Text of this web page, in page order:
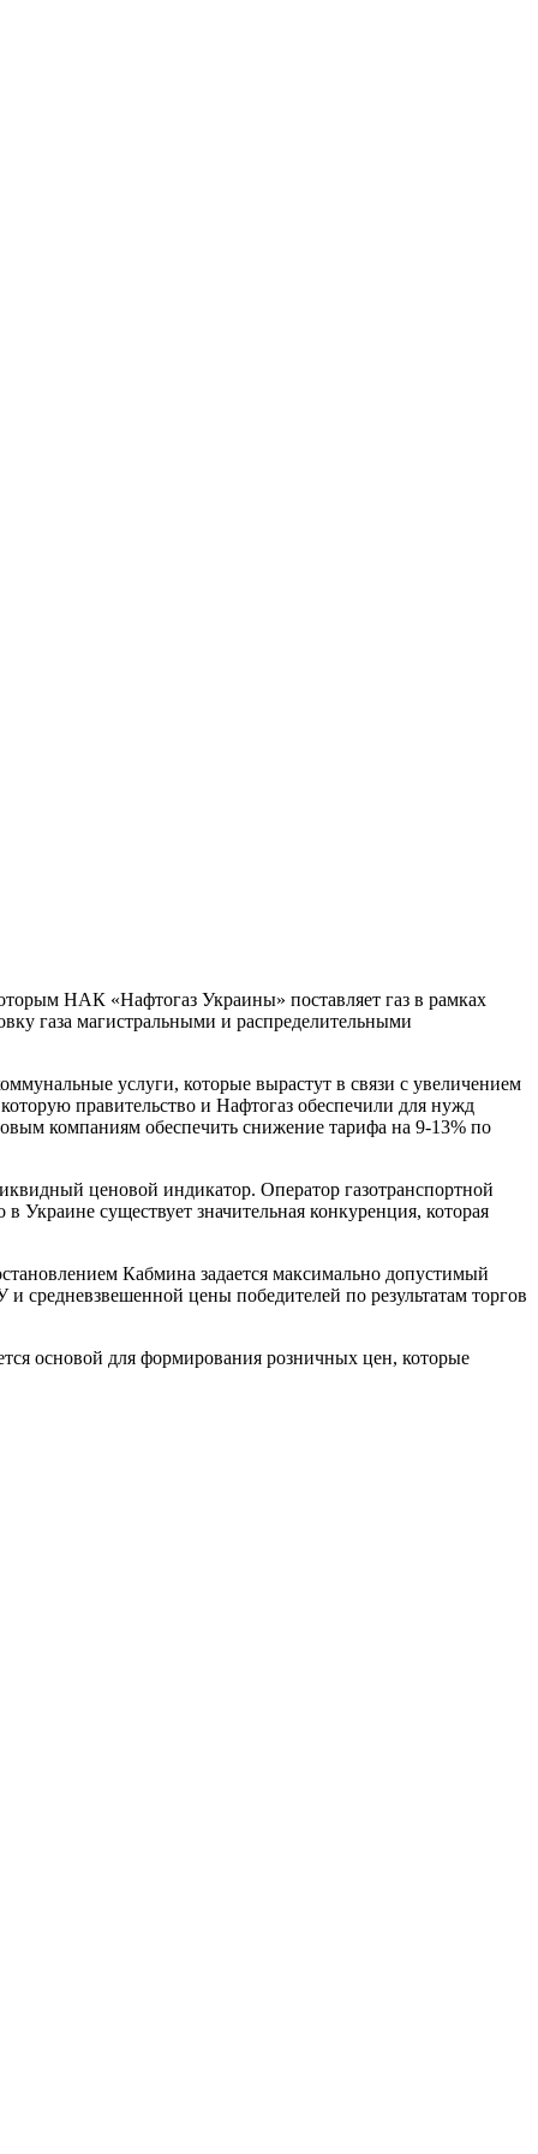
НАК «Нафтогаз Украины» поставляет газ в рамках
газа магистральными и распределительными
услуги, которые вырастут в связи с увеличением
правительство и Нафтогаз обеспечили для нужд
компаниям обеспечить снижение тарифа на 9-13% по
ценовой индикатор. Оператор газотранспортной
Украине существует значительная конкуренция, которая
Кабмина задается максимально допустимый
цены победителей по результатам торгов
основой для формирования розничных цен, которые